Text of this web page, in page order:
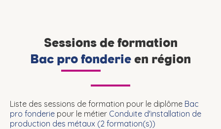
Sessions de formation
Bac pro fonderie en région
Liste des sessions de formation pour le diplôme Bac
pro fonderie pour le métier Conduite d'installation de
production des métaux (2 formation(s))